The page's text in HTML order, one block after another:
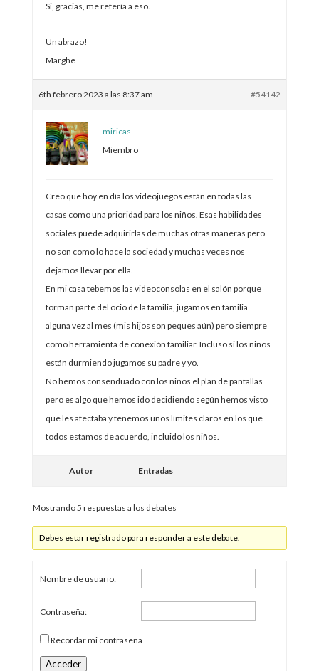
Si, gracias, me refería a eso.
Un abrazo!
Marghe
6th febrero 2023 a las 8:37 am #54142
miricas
Miembro
Creo que hoy en día los videojuegos están en todas las
casas como una prioridad para los niños. Esas habilidades
sociales puede adquirirlas de muchas otras maneras pero
no son como lo hace la sociedad y muchas veces nos
dejamos llevar por ella.
En mi casa tebemos las videoconsolas en el salón porque
forman parte del ocio de la familia, jugamos en familia
alguna vez al mes (mis hijos son peques aún) pero siempre
como herramienta de conexión familiar. Incluso si los niños
están durmiendo jugamos su padre y yo.
No hemos consenduado con los niños el plan de pantallas
pero es algo que hemos ido decidiendo según hemos visto
que les afectaba y tenemos unos límites claros en los que
todos estamos de acuerdo, incluido los niños.
Autor Entradas
Mostrando 5 respuestas a los debates
Debes estar registrado para responder a este debate.
Nombre de usuario:
Contraseña:
Recordar mi contraseña
Acceder